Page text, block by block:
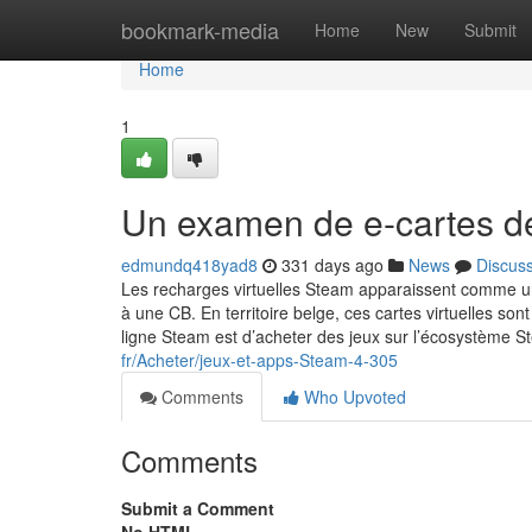
bookmark-media Home New Submit
Home
Home
1
Un examen de e-cartes
edmundq418yad8 331 days ago News
Les recharges virtuelles Steam apparaissent comme
à une CB. En territoire belge, ces cartes virtuelles
ligne Steam est d’acheter des jeux sur l’écosystème
fr/Acheter/jeux-et-apps-Steam-4-305
Comments
Who Upvoted
Comments
Submit a Comment